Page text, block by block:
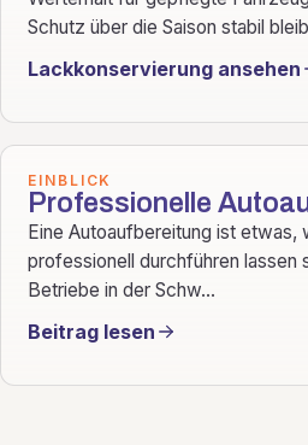
Schutz über die Saison stabil
Lackkonservierung ansehen
EINBLICK
Professionelle
Eine Autoaufbereitung ist etwas,
professionell durchführen lassen
Betriebe in der Schw...
Beitrag lesen